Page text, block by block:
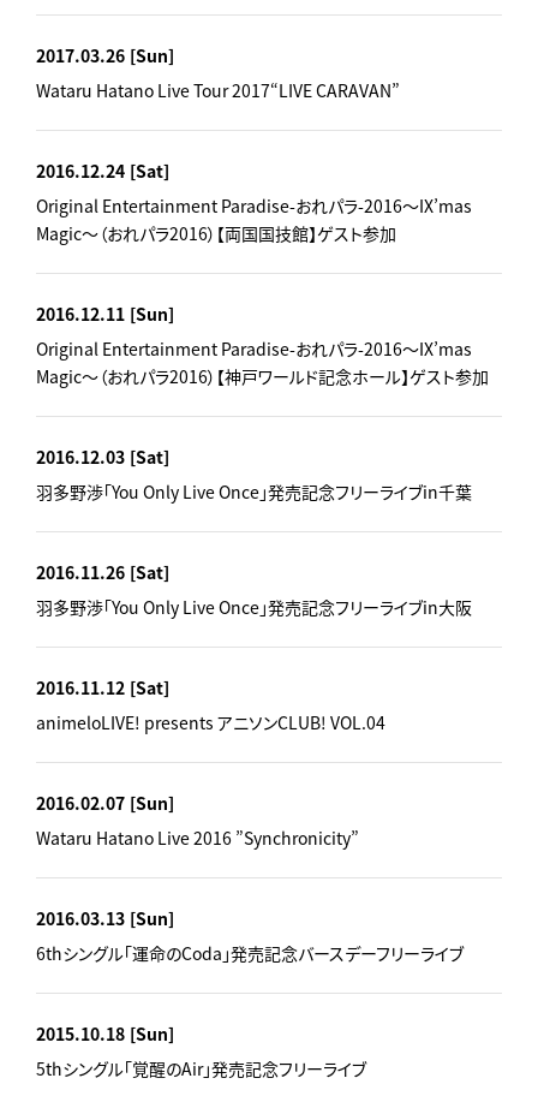
2017.03.26 [Sun]
Wataru Hatano Live Tour 2017“LIVE CARAVAN”
2016.12.24 [Sat]
Original Entertainment Paradise-おれパラ-2016～IX’mas
Magic～（おれパラ2016）【両国国技館】ゲスト参加
2016.12.11 [Sun]
Original Entertainment Paradise-おれパラ-2016～IX’mas
Magic～（おれパラ2016）【神戸ワールド記念ホール】ゲスト参加
2016.12.03 [Sat]
羽多野渉「You Only Live Once」発売記念フリーライブin千葉
2016.11.26 [Sat]
羽多野渉「You Only Live Once」発売記念フリーライブin大阪
2016.11.12 [Sat]
animeloLIVE! presents アニソンCLUB! VOL.04
2016.02.07 [Sun]
Wataru Hatano Live 2016 ”Synchronicity”
2016.03.13 [Sun]
6thシングル「運命のCoda」発売記念バースデーフリーライブ
2015.10.18 [Sun]
5thシングル「覚醒のAir」発売記念フリーライブ